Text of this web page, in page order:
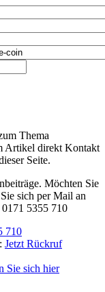
Thema
Artikel direkt Kontakt
Seite.
Möchten Sie
sich per Mail an
5355 710
710
Jetzt Rückruf
Sie sich hier